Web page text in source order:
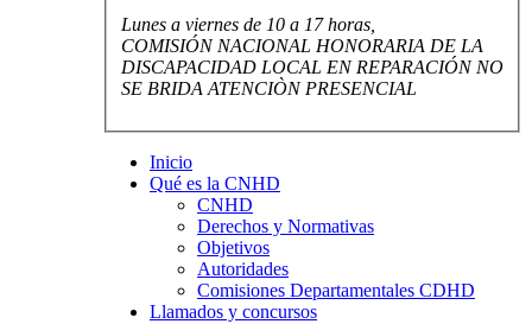
Lunes a viernes de 10 a 17 horas,
COMISIÓN NACIONAL HONORARIA DE LA
DISCAPACIDAD LOCAL EN REPARACIÓN NO
SE BRIDA ATENCIÒN PRESENCIAL
Inicio
Qué es la CNHD
CNHD
Derechos y Normativas
Objetivos
Autoridades
Comisiones Departamentales CDHD
Llamados y concursos